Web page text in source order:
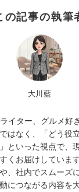
の記事の執筆
大川藍
イター、グルメ好
はなく、「どう役
といった視点で、
くお届けしていま
、社内でスムーズ
につながる内容を